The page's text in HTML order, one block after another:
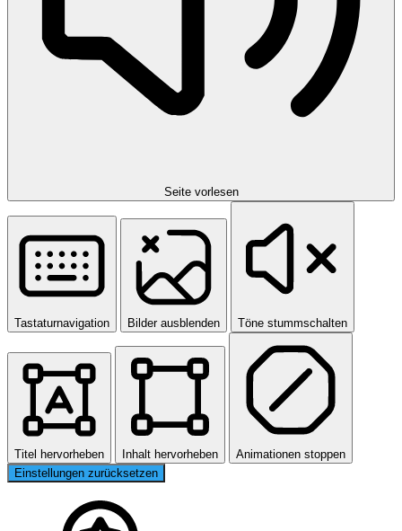
Seite vorlesen
Tastaturnavigation Bilder ausblenden Töne stummschalten
Titel hervorheben Inhalt hervorheben
Animationen stoppen
Einstellungen zurücksetzen